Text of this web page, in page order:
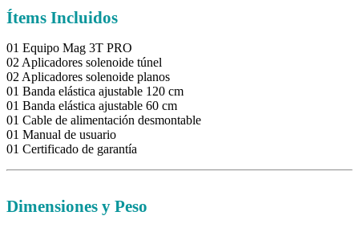
Ítems Incluidos
01 Equipo Mag 3T PRO
02 Aplicadores solenoide túnel
02 Aplicadores solenoide planos
01 Banda elástica ajustable 120 cm
01 Banda elástica ajustable 60 cm
01 Cable de alimentación desmontable
01 Manual de usuario
01 Certificado de garantía
Dimensiones y Peso